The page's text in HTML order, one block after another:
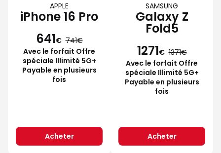
APPLE
iPhone 16 Pro
641€ 741
Avec le forfait Offre
spéciale Illimité 5G+
Payable en plusieurs
fois
Acheter
SAMSUNG
Galaxy Z
Fold5
1271€ 1371
Avec le forfait Offre
spéciale Illimité 5G+
Payable en plusieurs
fois
Acheter